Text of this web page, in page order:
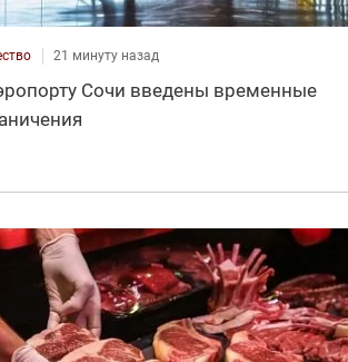
21 минуту назад
Сочи введены временные